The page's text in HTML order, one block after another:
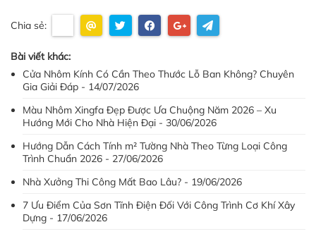
Chia sẻ:
Bài viết khác:
Cửa Nhôm Kính Có Cần Theo Thước Lỗ Ban Không? Chuyên
Gia Giải Đáp - 14/07/2026
Màu Nhôm Xingfa Đẹp Được Ưa Chuộng Năm 2026 – Xu
Hướng Mới Cho Nhà Hiện Đại - 30/06/2026
Hướng Dẫn Cách Tính m² Tường Nhà Theo Từng Loại Công
Trình Chuẩn 2026 - 27/06/2026
Nhà Xưởng Thi Công Mất Bao Lâu? - 19/06/2026
7 Ưu Điểm Của Sơn Tĩnh Điện Đối Với Công Trình Cơ Khí Xây
Dựng - 17/06/2026